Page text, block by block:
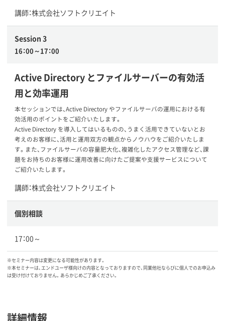
講師：株式会社ソフトクリエイト
Session 3
16：00～17：00
Active Directory とファイルサーバーの有効活
用と効率運用
本セッションでは、Active Directory やファイルサーバの運用における有
効活用のポイントをご紹介いたします。
Active Directory を導入してはいるものの、うまく活用できていないとお
考えのお客様に、活用と運用双方の観点からノウハウをご紹介いたしま
す。また、ファイルサーバの容量肥大化、複雑化したアクセス管理など、課
題をお持ちのお客様に運用改善に向けたご提案や支援サービスについて
ご紹介いたします。
講師：株式会社ソフトクリエイト
個別相談
17：00～
※セミナー内容は変更になる可能性があります。
※本セミナーは、エンドユーザ様向けの内容となっておりますので、同業他社ならびに個人でのお申込み
は受け付けておりません。あらかじめご了承ください。
詳細情報